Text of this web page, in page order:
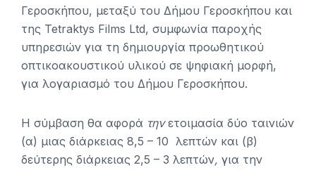
Γεροσκήπου, μεταξύ του Δήμου Γεροσκήπου και
της Tetraktys Films Ltd, συμφωνία παροχής
υπηρεσιών για τη δημιουργία προωθητικού
οπτικοακουστικού υλικού σε ψηφιακή μορφή,
για λογαριασμό του Δήμου Γεροσκήπου.
Η σύμβαση θα αφορά τηνετοιμασία δύο ταινιών
(α) μιας διάρκειας 8,5 – 10 λεπτών και (β)
δεύτερης διάρκειας 2,5 – 3 λεπτών, για την